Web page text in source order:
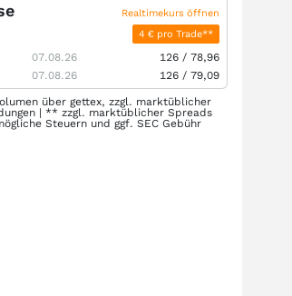
Realtimekurs öffnen
4 € pro Trade**
07.08.26 126 / 78,96
07.08.26 126 / 79,09
über gettex, zzgl. marktüblicher
| ** zzgl. marktüblicher Spreads
Steuern und ggf. SEC Gebühr